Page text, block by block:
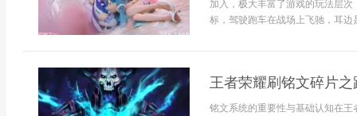
加入，极大丰富了游戏的玩法层
标，驾驶跑车在战场上飞驰，耳边
王者荣耀刷铭文碎片
铭文系统的重要性与基础认知在